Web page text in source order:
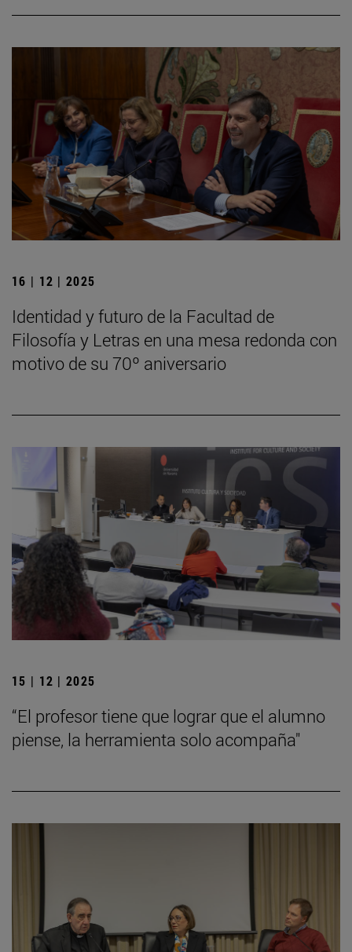
16 | 12 | 2025
Identidad y futuro de la Facultad de
Filosofía y Letras en una mesa redonda con
motivo de su 70º aniversario
15 | 12 | 2025
“El profesor tiene que lograr que el alumno
piense, la herramienta solo acompaña"